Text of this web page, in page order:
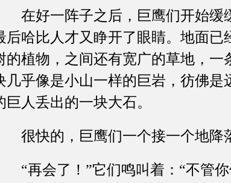
在好一阵子之后，巨鹰们开始缓
后哈比人才又睁开了眼睛。地面
的植物，之间还有宽广的草地，
几乎像是小山一样的巨岩，彷佛
巨人丢出的一块大石。
很快的，巨鹰们一个接一个地降
“再会了！”它们鸣叫着：“不管你